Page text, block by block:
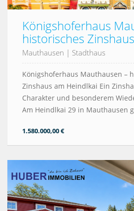
Königshoferhaus
historisches
Mauthausen | Stadthaus
Königshoferhaus Mauthausen –
Zinshaus am Heindlkai Ein
Charakter und besonderem
Am Heindlkai 29 in Mauthausen
1.580.000,00 €